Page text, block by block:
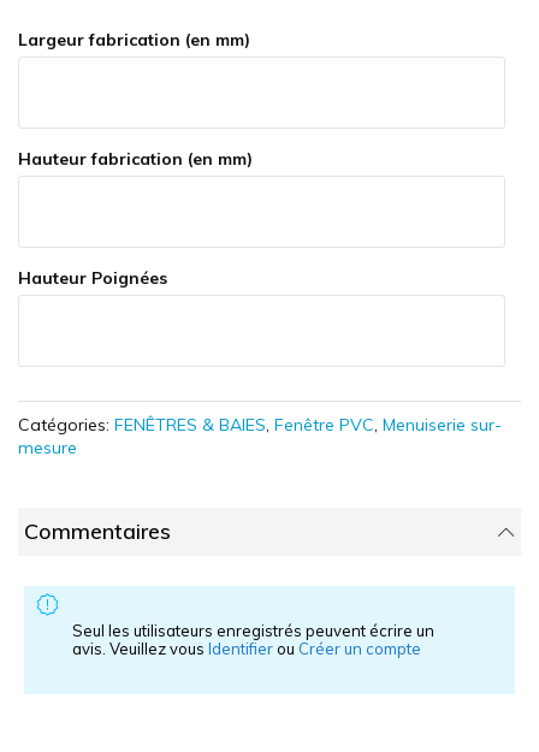
Largeur fabrication (en mm)
Hauteur fabrication (en mm)
Hauteur Poignées
Catégories: FENÊTRES & BAIES, Fenêtre PVC, Menuiserie sur-
mesure
Commentaires
Seul les utilisateurs enregistrés peuvent écrire un
avis. Veuillez vous Identifierou Créer un compte